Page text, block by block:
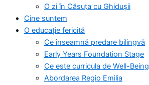
O zi în Căsuța cu Ghidușii
Cine suntem
O educație fericită
Ce înseamnă predare bilingvă
Early Years Foundation Stage
Ce este curricula de Well-Being
Abordarea Regio Emilia